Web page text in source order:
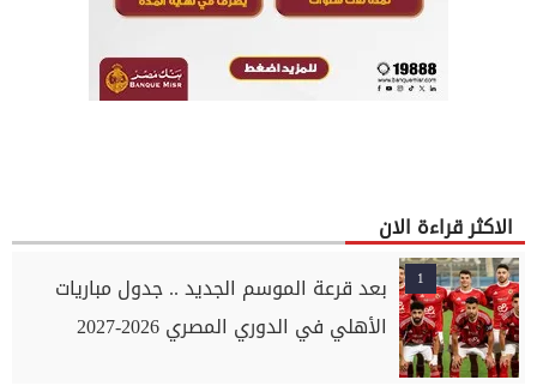
الاكثر قراءة الان
1
بعد قرعة الموسم الجديد .. جدول مباريات
الأهلي في الدوري المصري 2026-2027